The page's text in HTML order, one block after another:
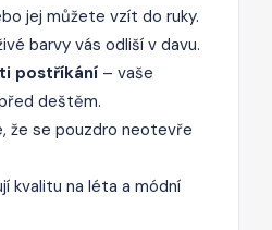
jej můžete vzít do ruky.
barvy vás odliší v davu.
postříkání – vaše
deštěm.
že se pouzdro neotevře
kvalitu na léta a módní